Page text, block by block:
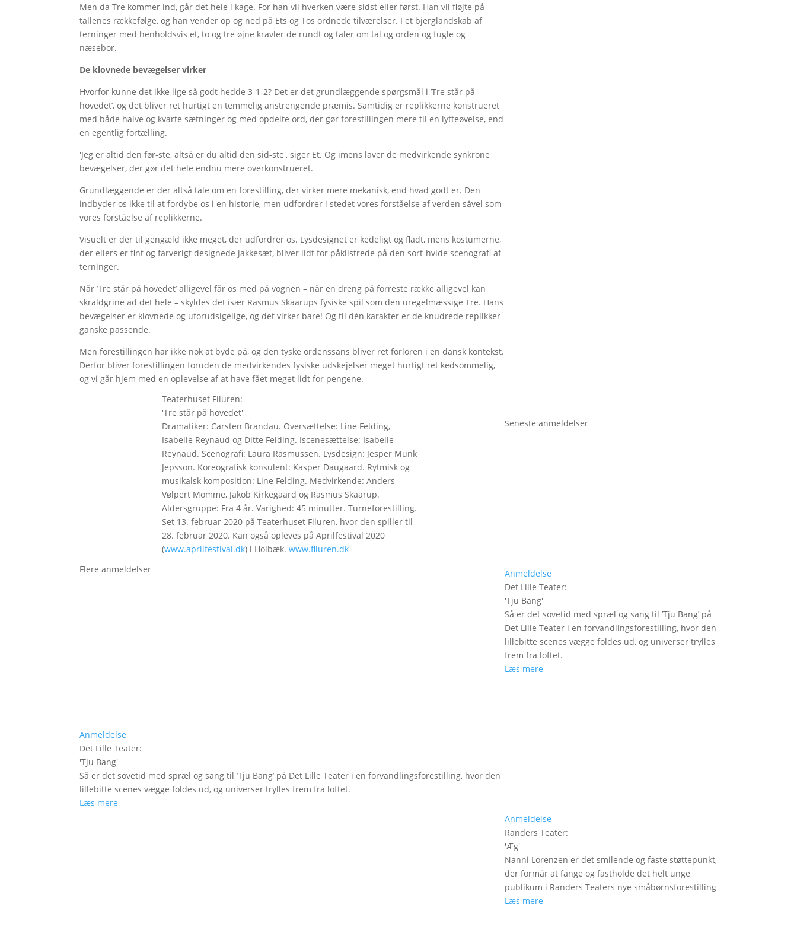
Men da Tre kommer ind, går det hele i kage. For han vil hverken være sidst eller først. Han vil fløjte på
tallenes rækkefølge, og han vender op og ned på Ets og Tos ordnede tilværelser. I et bjerglandskab af
terninger med henholdsvis et, to og tre øjne kravler de rundt og taler om tal og orden og fugle og
næsebor.
De klovnede bevægelser virker
Hvorfor kunne det ikke lige så godt hedde 3-1-2? Det er det grundlæggende spørgsmål i ’Tre står på
hovedet’, og det bliver ret hurtigt en temmelig anstrengende præmis. Samtidig er replikkerne konstrueret
med både halve og kvarte sætninger og med opdelte ord, der gør forestillingen mere til en lytteøvelse, end
en egentlig fortælling.
'Jeg er altid den før-ste, altså er du altid den sid-ste', siger Et. Og imens laver de medvirkende synkrone
bevægelser, der gør det hele endnu mere overkonstrueret.
Grundlæggende er der altså tale om en forestilling, der virker mere mekanisk, end hvad godt er. Den
indbyder os ikke til at fordybe os i en historie, men udfordrer i stedet vores forståelse af verden såvel som
vores forståelse af replikkerne.
Visuelt er der til gengæld ikke meget, der udfordrer os. Lysdesignet er kedeligt og fladt, mens kostumerne,
der ellers er fint og farverigt designede jakkesæt, bliver lidt for påklistrede på den sort-hvide scenografi af
terninger.
Når ’Tre står på hovedet’ alligevel får os med på vognen – når en dreng på forreste række alligevel kan
skraldgrine ad det hele – skyldes det især Rasmus Skaarups fysiske spil som den uregelmæssige Tre. Hans
bevægelser er klovnede og uforudsigelige, og det virker bare! Og til dén karakter er de knudrede replikker
ganske passende.
Men forestillingen har ikke nok at byde på, og den tyske ordenssans bliver ret forloren i en dansk kontekst.
Derfor bliver forestillingen foruden de medvirkendes fysiske udskejelser meget hurtigt ret kedsommelig,
og vi går hjem med en oplevelse af at have fået meget lidt for pengene.
Teaterhuset Filuren:
'Tre står på hovedet'
Dramatiker: Carsten Brandau. Oversættelse: Line Felding,
Isabelle Reynaud og Ditte Felding. Iscenesættelse: Isabelle
Reynaud. Scenografi: Laura Rasmussen. Lysdesign: Jesper Munk
Jepsson. Koreografisk konsulent: Kasper Daugaard. Rytmisk og
musikalsk komposition: Line Felding. Medvirkende: Anders
Vølpert Momme, Jakob Kirkegaard og Rasmus Skaarup.
Aldersgruppe: Fra 4 år. Varighed: 45 minutter. Turneforestilling.
Set 13. februar 2020 på Teaterhuset Filuren, hvor den spiller til
28. februar 2020. Kan også opleves på Aprilfestival 2020
(www.aprilfestival.dk) i Holbæk. www.filuren.dk
Flere anmeldelser
Anmeldelse
Det Lille Teater:
'Tju Bang'
Så er det sovetid med spræl og sang til ’Tju Bang’ på Det Lille Teater i en forvandlingsforestilling, hvor den
lillebitte scenes vægge foldes ud, og universer trylles frem fra loftet.
Læs mere
Seneste anmeldelser
Anmeldelse
Det Lille Teater:
'Tju Bang'
Så er det sovetid med spræl og sang til ’Tju Bang’ på
Det Lille Teater i en forvandlingsforestilling, hvor den
lillebitte scenes vægge foldes ud, og universer trylles
frem fra loftet.
Læs mere
Anmeldelse
Randers Teater:
'Æg'
Nanni Lorenzen er det smilende og faste støttepunkt,
der formår at fange og fastholde det helt unge
publikum i Randers Teaters nye småbørnsforestilling
Læs mere